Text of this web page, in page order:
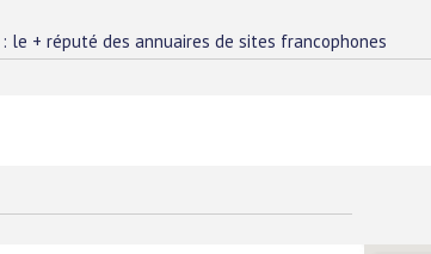
: le + réputé des annuaires de sites francophones